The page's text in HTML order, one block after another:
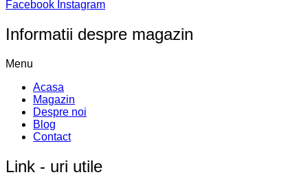
Facebook Instagram
Informatii despre magazin
Menu
Acasa
Magazin
Despre noi
Blog
Contact
Link - uri utile